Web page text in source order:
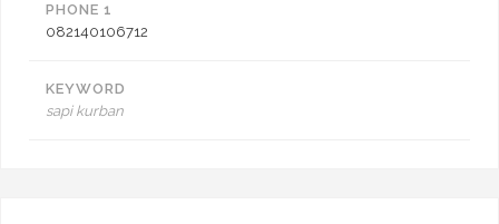
PHONE 1
082140106712
KEYWORD
sapi kurban